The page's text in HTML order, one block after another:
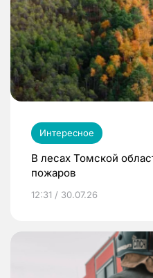
Интересное
В лесах Томской
пожаров
12:31 / 30.07.26